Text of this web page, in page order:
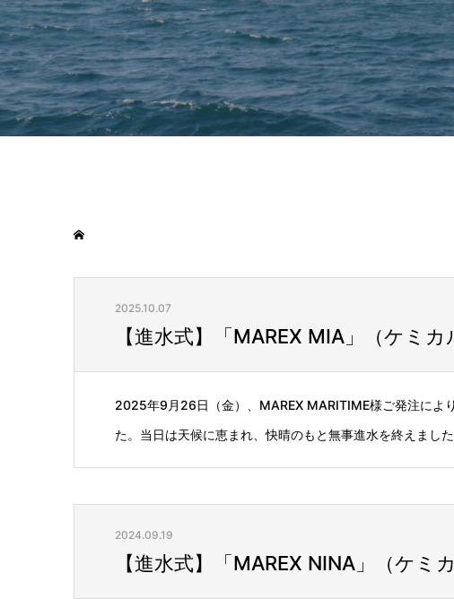
2025.10.07
【進水式】「MAREX MIA」（ケミ
2025年9月26日（金）、MAREX MARITIME様ご発注によ
た。当日は天候に恵まれ、快晴のもと無事進水を終えまし
2024.09.19
【進水式】「MAREX NINA」（ケミ